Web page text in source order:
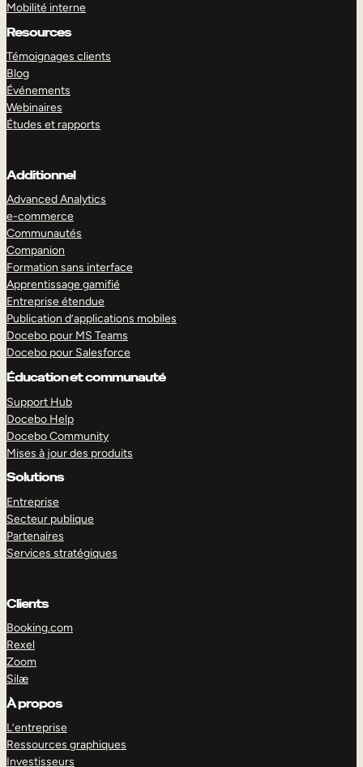
Mobilité interne
Resources
Témoignages clients
Blog
Événements
Webinaires
Études et rapports
Additionnel
Advanced Analytics
e-commerce
Communautés
Companion
Formation sans interface
Apprentissage gamifié
Entreprise étendue
Publication d’applications mobiles
Docebo pour MS Teams
Docebo pour Salesforce
Éducation et communauté
Support Hub
Docebo Help
Docebo Community
Mises à jour des produits
Solutions
Entreprise
Secteur publique
Partenaires
Services stratégiques
Clients
Booking.com
Rexel
Zoom
Silæ
À propos
L’entreprise
Ressources graphiques
Investisseurs